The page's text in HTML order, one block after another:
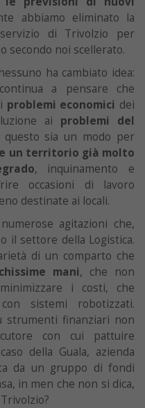
abbiamo eliminato la
di Trivolzio per
secondo noi scellerato.
ha cambiato idea:
a pensare che
problemi economici dei
ai problemi del
questo sia un modo per
un territorio già molto
, inquinamento e
occasioni di lavoro
destinate ai locali.
agitazioni che,
il settore della Logistica.
di un comparto che
mani, che non
i costi, che
sistemi robotizzati.
strumenti finanziari non
con cui pattuire
della Guala, azienda
da un gruppo di fondi
in men che non si dica,